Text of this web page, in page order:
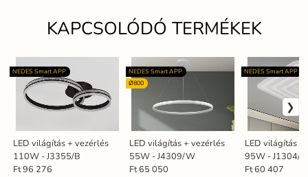
KAPCSOLÓDÓ TERMÉKEK
LED világítás + vezérlés
110W - J3355/B
NEDES Smart APP
Ft 96 276
LED világítás + vezérlés
55W - J4309/W
NEDES Smart APP
Ø800
Ft 65 050
LED világítás +
95W - J1304/
NEDES Smart APP
Ft 60 407